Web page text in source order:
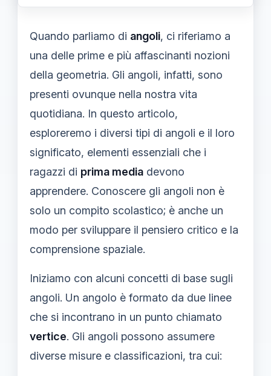
Quando parliamo di angoli, ci riferiamo a
una delle prime e più affascinanti nozioni
della geometria. Gli angoli, infatti, sono
presenti ovunque nella nostra vita
quotidiana. In questo articolo,
esploreremo i diversi tipi di angoli e il loro
significato, elementi essenziali che i
ragazzi di prima media devono
apprendere. Conoscere gli angoli non è
solo un compito scolastico; è anche un
modo per sviluppare il pensiero critico e la
comprensione spaziale.
Iniziamo con alcuni concetti di base sugli
angoli. Un angolo è formato da due linee
che si incontrano in un punto chiamato
vertice. Gli angoli possono assumere
diverse misure e classificazioni, tra cui: